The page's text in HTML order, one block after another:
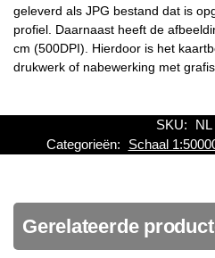
geleverd als JPG bestand dat is
profiel. Daarnaast heeft de
cm (500DPI). Hierdoor is het
drukwerk of nabewerking met
SKU:
NL
Categorieën:
Schaal
Gerelateerde